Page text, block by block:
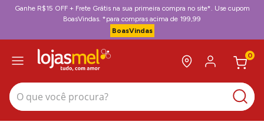
Ganhe R$15 OFF + Frete Grátis na sua primeira compra no site*. Use cupom
BoasVindas. *para compras acima de 199,99
BoasVindas
0
O que você procura?